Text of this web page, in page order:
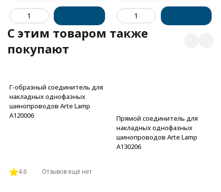
C этим товаром также
покупают
Г-образный соединитель для
накладных однофазных
шинопроводов Arte Lamp
A120006
4.6 Отзывов ещё нет
Прямой соединитель для
накладных однофазных
шинопроводов Arte Lamp
A130206